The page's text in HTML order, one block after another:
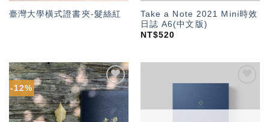
臺灣大學橫式證書夾-髮絲紅
Take a Note 2021 Mini時效
日誌 A6(中文版)
NT$520
-12%
加入
「願
望輕
單」
望輕